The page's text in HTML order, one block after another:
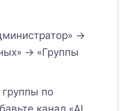
→
→ «Группы
по